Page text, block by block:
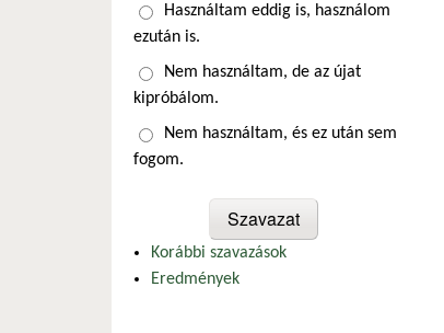
Választások
Használtam eddig is, használom
ezután is.
Nem használtam, de az újat
kipróbálom.
Nem használtam, és ez után sem
fogom.
Korábbi szavazások
Eredmények